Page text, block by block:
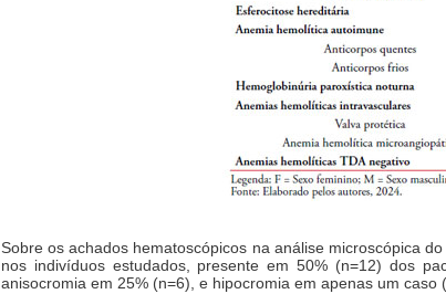
Sobre os achados hematoscópicos na análise microscópica
nos indivíduos estudados, presente em 50% (n=12) dos
anisocromia em 25% (n=6), e hipocromia em apenas um caso